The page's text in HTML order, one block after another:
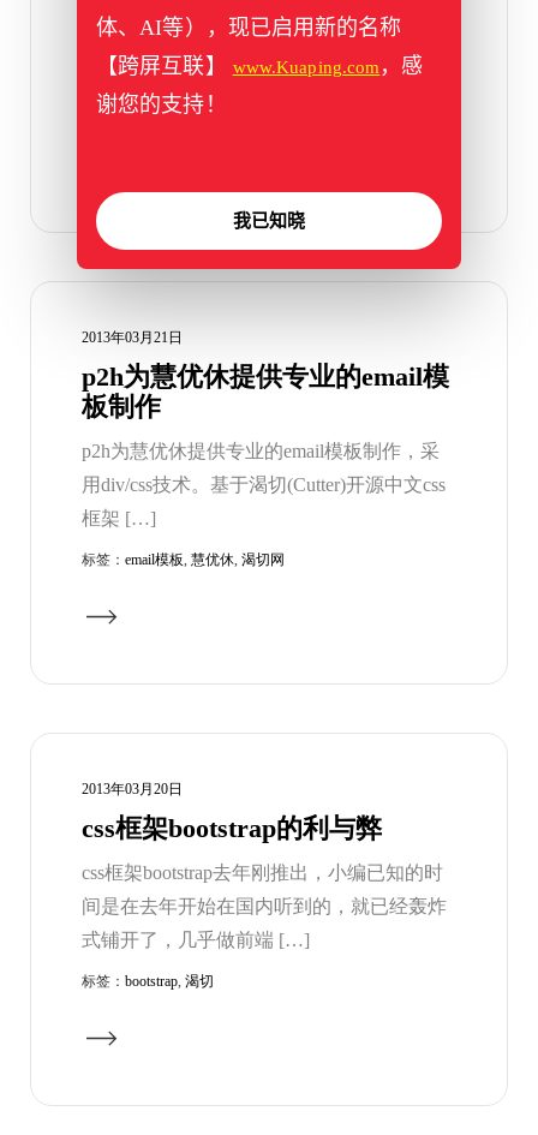
模板怎么做？邮件模板在邮件营销中发挥着
不可缺少的作用。 […]
标签：渴切网,邮件模板
2013年03月21日
p2h为慧优休提供专业的email模
板制作
p2h为慧优休提供专业的email模板制作，采
用div/css技术。基于渴切(Cutter)开源中文css
框架 […]
标签： email模板, 慧优休, 渴切网
2013年03月20日
css框架bootstrap的利与弊
css框架bootstrap去年刚推出，小编已知的时
间是在去年开始在国内听到的，就已经轰炸
式铺开了，几乎做前端 […]
标签： bootstrap, 渴切
体、AI等），现已启用新的名称
【跨屏互联】
www.Kuaping.com ，感
谢您的支持！
我已知晓